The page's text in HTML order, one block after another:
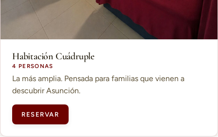
Habitación Cuádruple
4 PERSONAS
La más amplia. Pensada para familias que vienen a
descubrir Asunción.
RESERVAR